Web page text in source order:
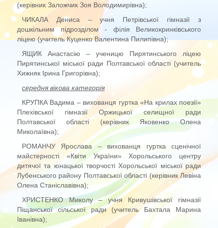
(керівник Заложчик Зоя Володимирівна);
ЧИКАЛА Дениса – учня Петрівської гімназії з
дошкільним підрозділом - філія Великокринківського
ліцею (учитель Куценко Валентина Пилипівна);
ЯЩИК Анастасію – ученицю Пирятинського ліцею
Пирятинської міської ради Полтавської області (учитель
Хижняк Ірина Григорівна);
середня вікова категорія
КРУПКА Вадима – вихованця гуртка «На крилах поезії»
Плехівської гімназії Оржицької селищної ради
Полтавської області (керівник Яковенко Олена
Миколаївна);
РОМАНЧУ Ярослава – вихованця гуртка сценічної
майстерності «Квіти України» Хорольського центру
дитячої та юнацької творчості Хорольської міської ради
Лубенського району Полтавської області (керівник Левіна
Олена Станіславівна);
ХРИСТЕНКО Миколу – учня Кривушівської гімназії
Піщанської сільської ради (учитель Бахтала Марина
Іванівна);